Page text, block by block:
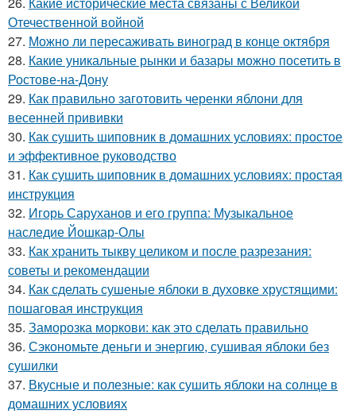
Отечественной войной
27. Можно ли пересаживать виноград в конце октября
28. Какие уникальные рынки и базары можно посетить в
Ростове-на-Дону
29. Как правильно заготовить черенки яблони для
весенней прививки
30. Как сушить шиповник в домашних условиях: простое
и эффективное руководство
31. Как сушить шиповник в домашних условиях: простая
инструкция
32. Игорь Саруханов и его группа: Музыкальное
наследие Йошкар-Олы
33. Как хранить тыкву целиком и после разрезания:
советы и рекомендации
34. Как сделать сушеные яблоки в духовке хрустящими:
пошаговая инструкция
35. Заморозка моркови: как это сделать правильно
36. Сэкономьте деньги и энергию, сушивая яблоки без
сушилки
37. Вкусные и полезные: как сушить яблоки на солнце в
домашних условиях